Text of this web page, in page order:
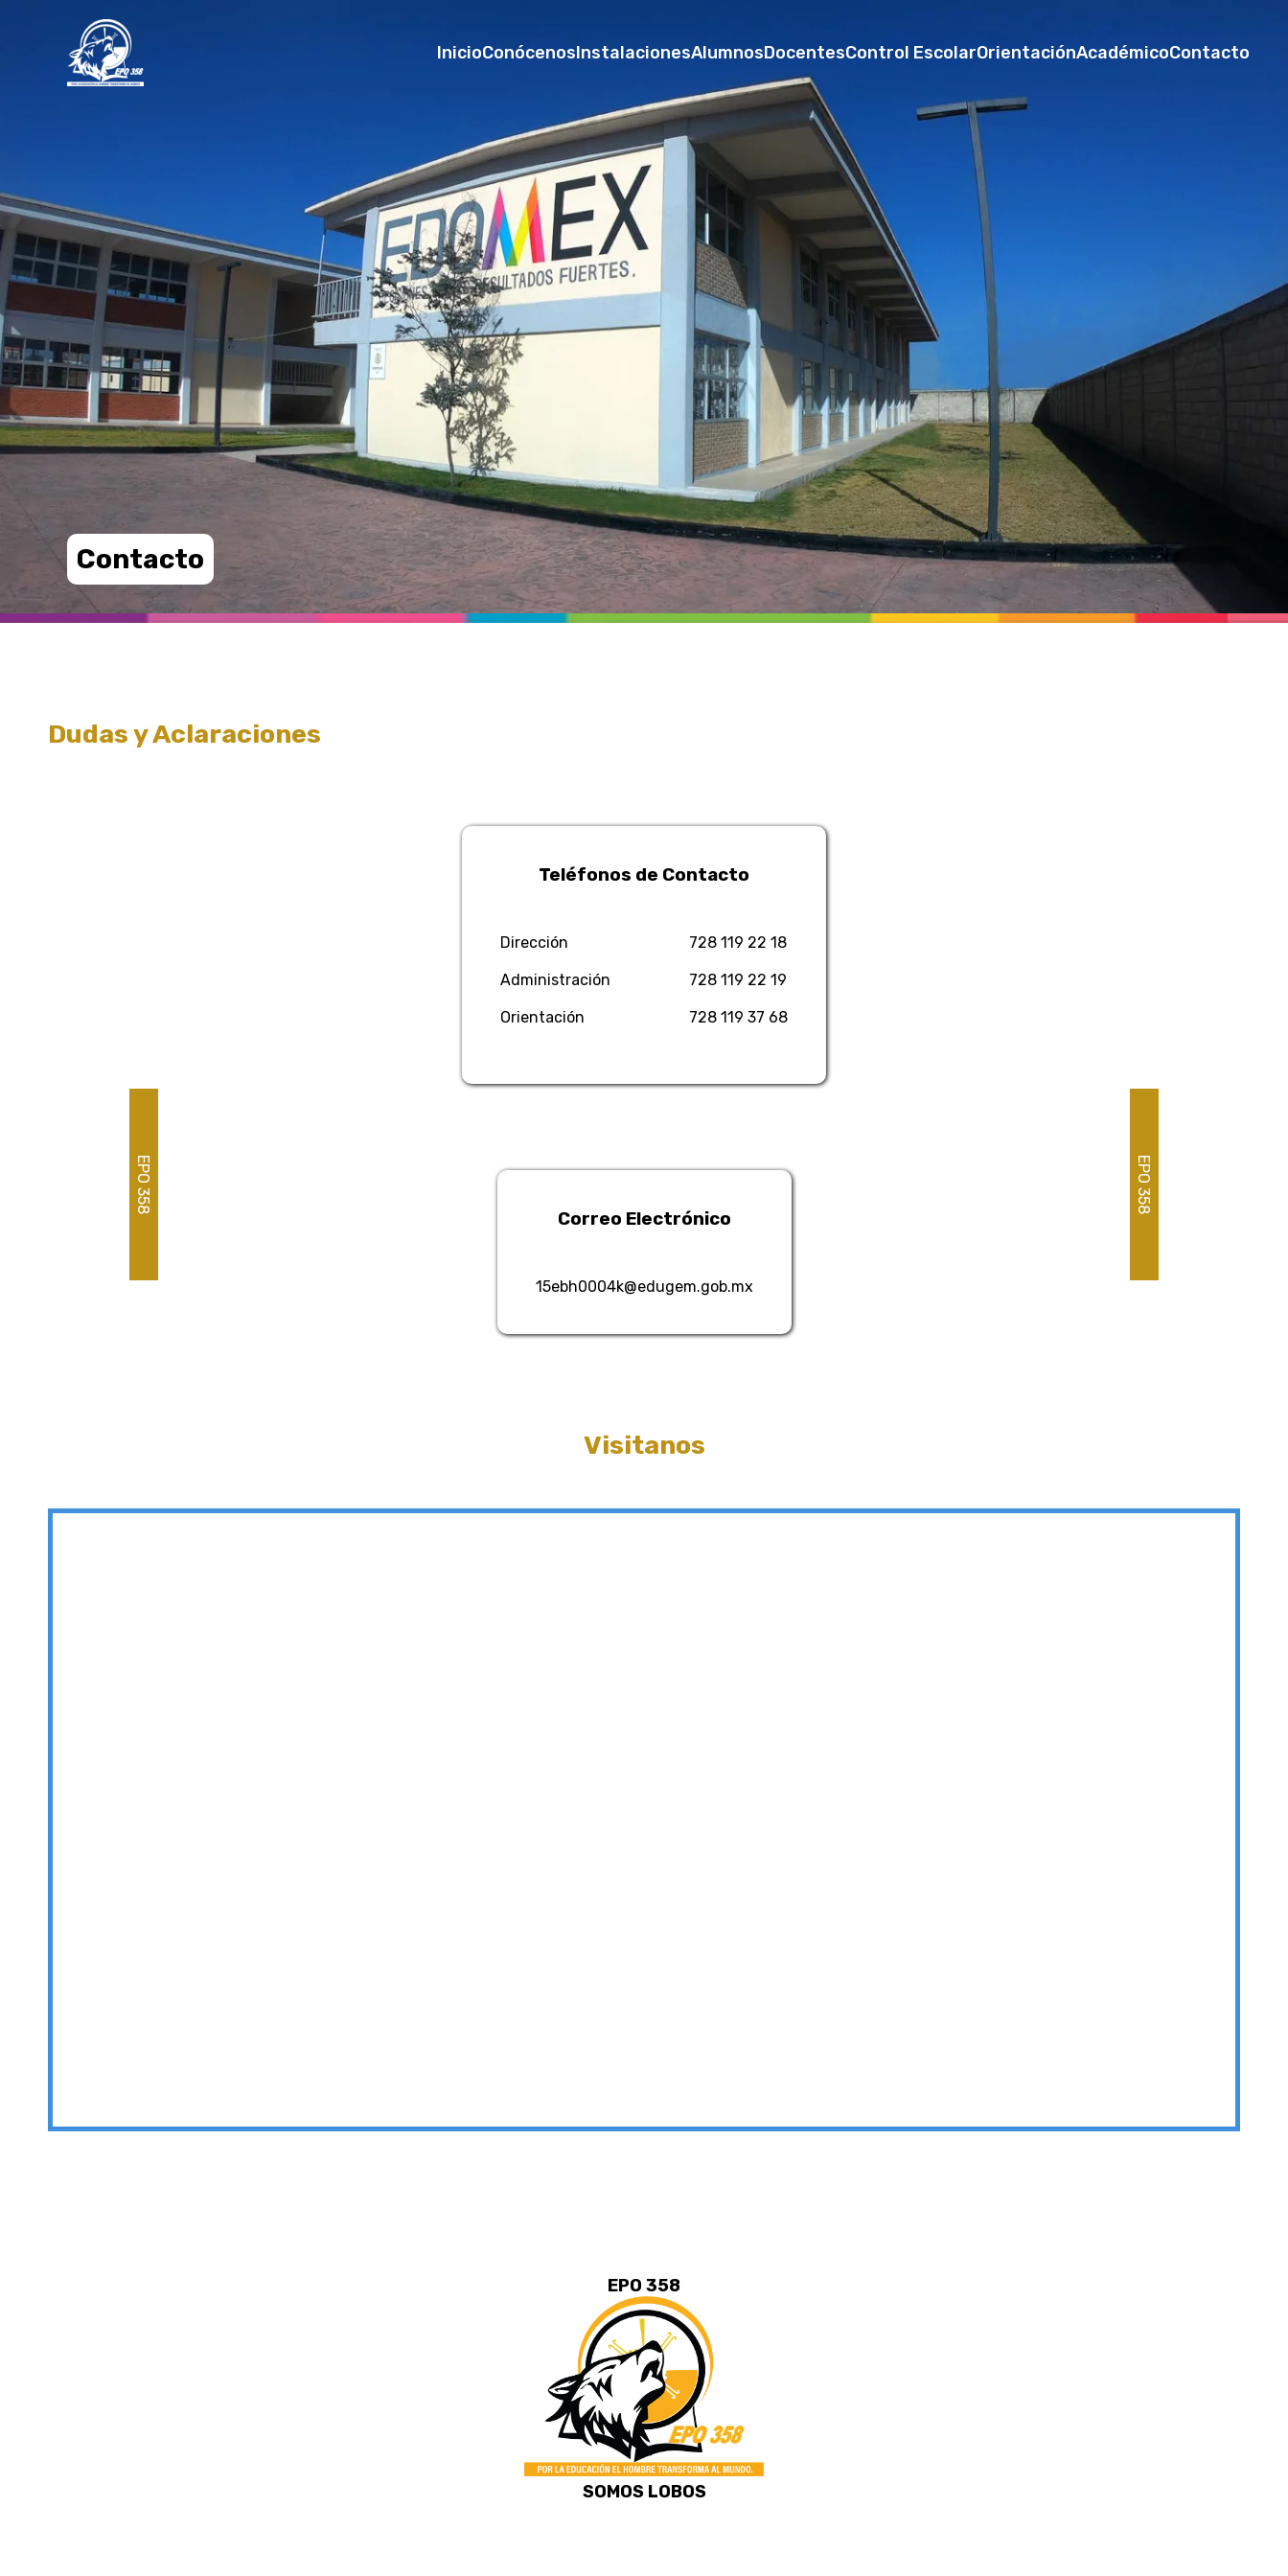
InicioConócenosInstalacionesAlumnosDocentesControl EscolarOrientaciónAcadémicoContacto
Contacto
Dudas y Aclaraciones
Teléfonos de Contacto
Dirección
Administración
Orientación
728 119 22 18
728 119 22 19
728 119 37 68
EPO 358 EPO 358
Correo Electrónico
15ebh0004k@edugem.gob.mx
Visitanos
EPO 358
SOMOS LOBOS